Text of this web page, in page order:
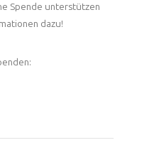
Spende unterstützen
dazu!